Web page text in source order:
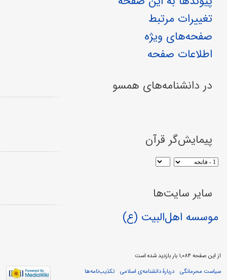
تغییرات مرتبط
صفحه‌های ویژه
اطلاعات صفحه
در دانشنامه‌های همسو
پیمایش‌گر قرآن
سایر سایت‌ها
موسسه اهل‌البیت (ع)
از این صفحه ۱,۰۸۴ بار بازدید شده است
سیاست محرمانگی
دربارهٔ دانشنامه‌ی اسلامی تکذیب‌نامه‌ها